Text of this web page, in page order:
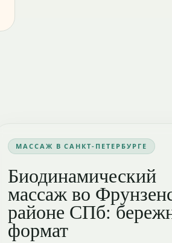
МАССАЖ В САНКТ-ПЕТЕРБУРГЕ
Биодинамический
массаж во
районе СПб:
формат